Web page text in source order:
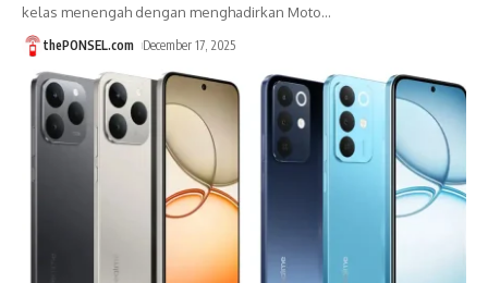
kelas menengah dengan menghadirkan Moto…
thePONSEL.com December 17, 2025